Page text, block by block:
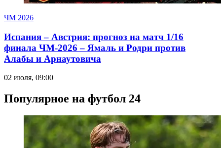
ЧМ 2026
Испания – Австрия: прогноз на матч 1/16
финала ЧМ-2026 – Ямаль и Родри против
Алабы и Арнаутовича
02 июля, 09:00
Популярное на футбол 24